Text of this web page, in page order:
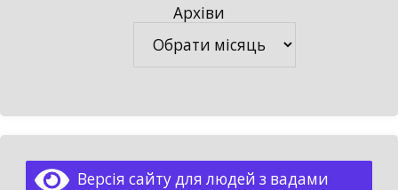
Архіви
Версія сайту для людей з вадами